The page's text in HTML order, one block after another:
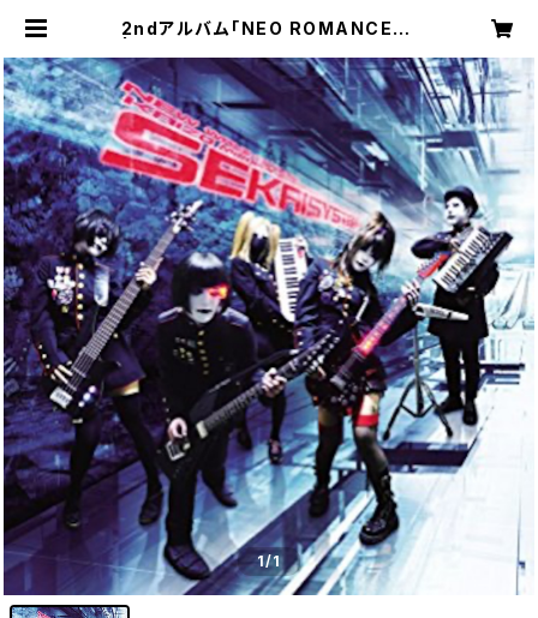
2ndアルバム「NEO ROMANCER」
e
1/1